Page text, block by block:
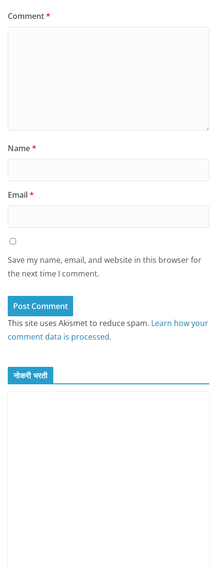
Comment*
Name*
Email*
Save my name, email, and website in this browser for
the next time I comment.
This site uses Akismet to reduce spam. Learn how your
comment data is processed.
नोकरी भरती